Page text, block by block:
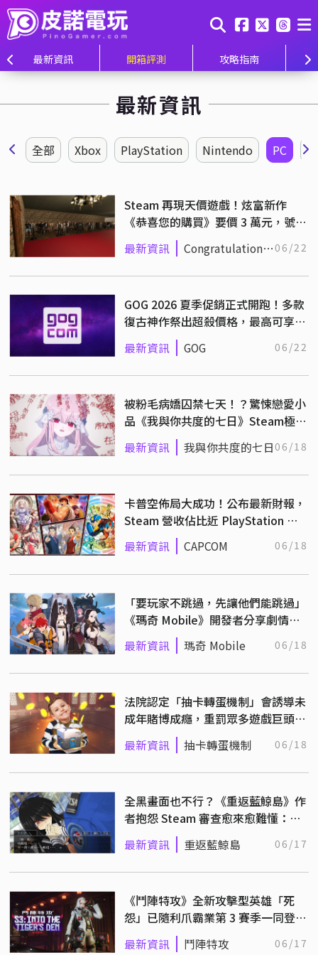
最新資訊 開箱評測 攻略指南
最新資訊
全部 Xbox PlayStation Nintendo PC
Steam 再現天價遊戲！炫富新作
《恭喜您的購買》要價 3 萬元，號稱
最貴卻僅排平台第三
最新資訊
Congratulations 06/22
GOG 2026 夏季促銷正式開跑！多款
復古神作祭出超殺價格，最高可享
95% 折扣優惠！
最新資訊 GOG 06/22
被粉毛病嬌囚禁七天！？驚悚戀愛小
品《我與你共度的七日》Steam極度
好評發售中！
最新資訊 我與你共度的七日06/18
卡普空佈局大成功！公布最新財報，
Steam 營收佔比近 PlayStation 平
台兩倍！
最新資訊 CAPCOM 06/18
「要玩家不跳過，先讓他們能跳過」
《瑪奇 Mobile》開發者分享劇情設
計理念
最新資訊 瑪奇 Mobile 06/18
法院認定「抽卡轉蛋機制」會誘導未
成年賭博成癮，重罰眾多遊戲巨頭共
19 億元！
最新資訊 抽卡轉蛋機制 06/18
全黑畫面也不行？《重返藍鯨島》作
者抱怨 Steam 審查愈來愈難懂：界
線到底在哪？
最新資訊 重返藍鯨島 06/17
《鬥陣特攻》全新攻擊型英雄「死
怨」已隨利爪霸業第 3 賽季一同登
場！
最新資訊 鬥陣特攻 06/17